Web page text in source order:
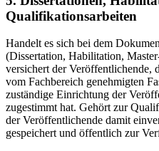
Qualifikationsarbeiten
Handelt es sich bei dem
(Dissertation, Habilitation,
versichert der Veröffentlichende,
vom Fachbereich genehmigten
zuständige Einrichtung der
zugestimmt hat. Gehört zur
der Veröffentlichende damit
gespeichert und öffentlich zur